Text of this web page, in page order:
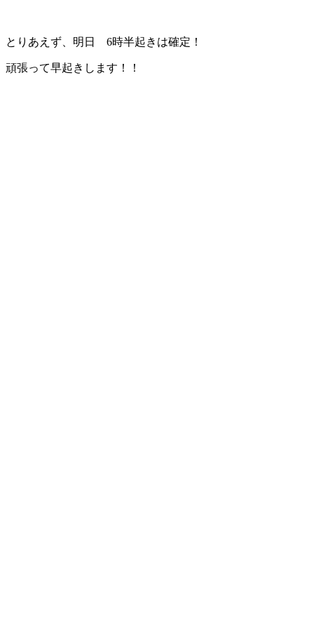
とりあえず、明日 6時半起きは確定！
頑張って早起きします！！